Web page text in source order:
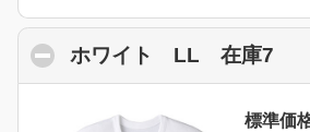
ホワイト LL 在庫7
標準価